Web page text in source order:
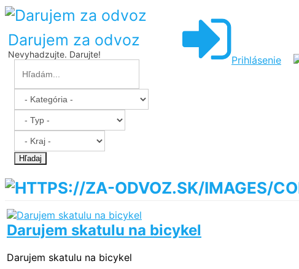
Prihlásenie
Darujem za odvoz
Nevyhadzujte. Darujte!
Hľadaj
Darujem skatulu na bicykel
Darujem skatulu na bicykel